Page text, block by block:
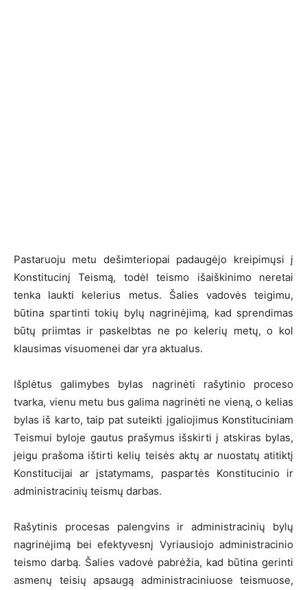
Pastaruoju metu dešimteriopai padaugėjo kreipimųsi į
Konstitucinį Teismą, todėl teismo išaiškinimo neretai
tenka laukti kelerius metus. Šalies vadovės teigimu,
būtina spartinti tokių bylų nagrinėjimą, kad sprendimas
būtų priimtas ir paskelbtas ne po kelerių metų, o kol
klausimas visuomenei dar yra aktualus.
Išplėtus galimybes bylas nagrinėti rašytinio proceso
tvarka, vienu metu bus galima nagrinėti ne vieną, o kelias
bylas iš karto, taip pat suteikti įgaliojimus Konstituciniam
Teismui byloje gautus prašymus išskirti į atskiras bylas,
jeigu prašoma ištirti kelių teisės aktų ar nuostatų atitiktį
Konstitucijai ar įstatymams, paspartės Konstitucinio ir
administracinių teismų darbas.
Rašytinis procesas palengvins ir administracinių bylų
nagrinėjimą bei efektyvesnį Vyriausiojo administracinio
teismo darbą. Šalies vadovė pabrėžia, kad būtina gerinti
asmenų teisių apsaugą administraciniuose teismuose,